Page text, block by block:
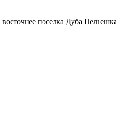
поселка Дуба Пельешка